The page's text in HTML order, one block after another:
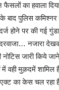
फैसलों का हवाला
पुलिस
होने पर की गई
नजारा
जारी किये
वही मुक़दमें शामिल
का केस चल रहा
शरीर से